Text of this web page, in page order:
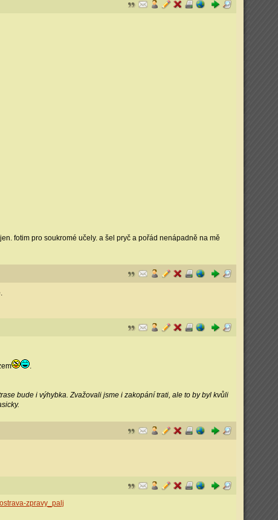
fotim pro soukromé učely. a šel pryč a pořád nenápadně na mě
.
bude i výhybka. Zvažovali jsme i zakopání trati, ale to by byl kvůli
zpravy_palj